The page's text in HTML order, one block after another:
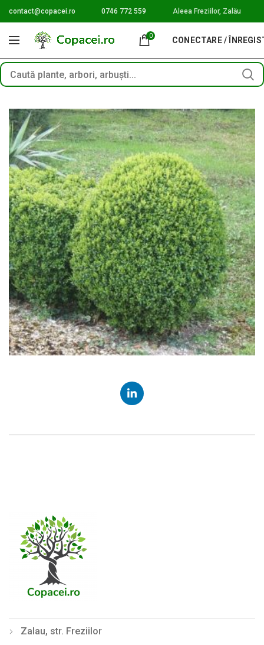
contact@copacei.ro 0746 772 559 Aleea Freziilor, Zalău
0 CONECTARE /
Zalau, str. Freziilor